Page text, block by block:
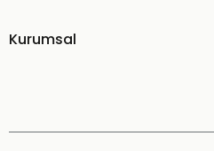
Kurumsal